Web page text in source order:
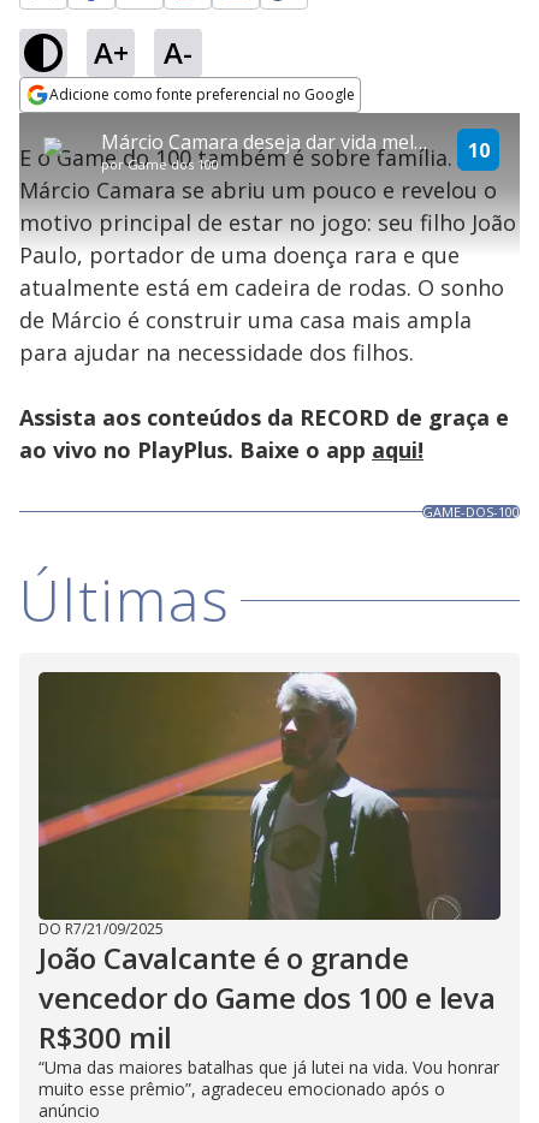
A+ A-
Adicione como fonte preferencial no Google
a
window.
modal
be
by
the
key
the
close
explore
Conteúdo bloqueado
Lamentamos, mas o vídeo que está tentando assisitr é de exibição
exclusiva em território brasileiro :-(
Márcio Camara deseja dar vida melhor a filho portador de doença rara
porGame dos 100
10
E o Game do 100 também é sobre família.
Márcio Camara se abriu um pouco e revelou o
motivo principal de estar no jogo: seu filho João
Paulo, portador de uma doença rara e que
atualmente está em cadeira de rodas. O sonho
de Márcio é construir uma casa mais ampla
para ajudar na necessidade dos filhos.
Assista aos conteúdos da RECORD de graça e
ao vivo no PlayPlus. Baixe o app aqui!
GAME-DOS-100
Últimas
DO R7/21/09/2025
João Cavalcante é o grande
vencedor do Game dos 100 e leva
R$300 mil
“Uma das maiores batalhas que já lutei na vida. Vou honrar
muito esse prêmio”, agradeceu emocionado após o
anúncio